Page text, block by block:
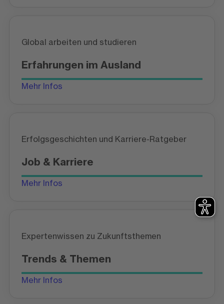
Global arbeiten und studieren
Erfahrungen im Ausland
Mehr Infos
Erfolgsgeschichten und Karriere-Ratgeber
Job & Karriere
Mehr Infos
Expertenwissen zu Zukunftsthemen
Trends & Themen
Mehr Infos